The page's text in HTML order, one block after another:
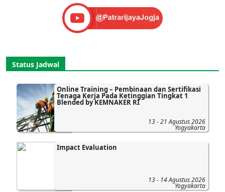
Status Jadwal
Online Training – Pembinaan dan Sertifikasi
Tenaga Kerja Pada Ketinggian Tingkat 1
Blended by KEMNAKER RI
13 - 21 Agustus 2026
Yogyakarta
Impact Evaluation
13 - 14 Agustus 2026
Yogyakarta